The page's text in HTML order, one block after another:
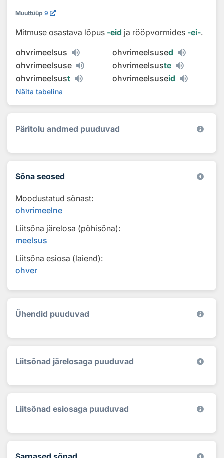
Muuttüüp 9
Mitmuse osastava lõpus ‑eid ja rööpvormides ‑ei‑.
ohvrimeelsus
ohvrimeelsused
ohvrimeelsuse
ohvrimeelsuste
ohvrimeelsust ohvrimeelsuseid
Näita tabelina
Päritolu andmed puuduvad
Sõna seosed
Moodustatud sõnast:
ohvrimeelne
Liitsõna järelosa (põhisõna):
meelsus
Liitsõna esiosa (laiend):
ohver
Ühendid puuduvad
Liitsõnad järelosaga puuduvad
Liitsõnad esiosaga puuduvad